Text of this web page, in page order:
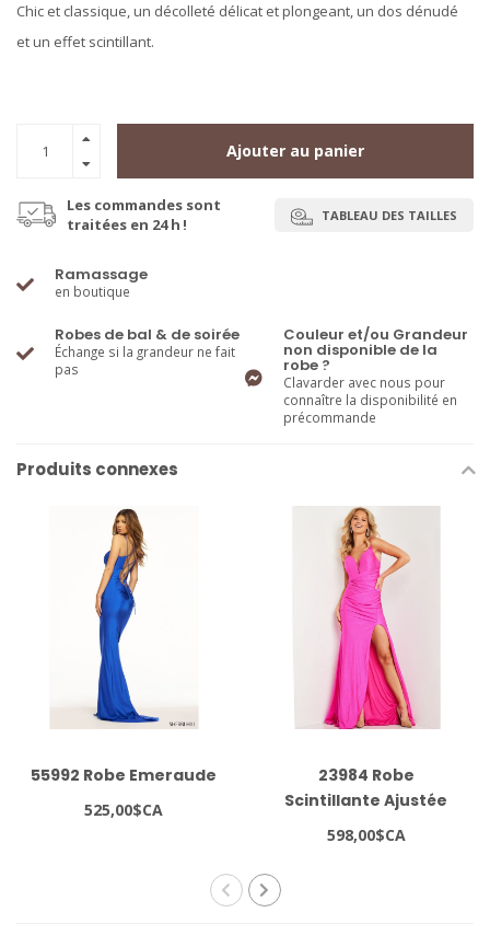
Chic et classique, un décolleté délicat et plongeant, un dos dénudé
et un effet scintillant.
Ajouter au panier
Les commandes sont
traitées en 24 h !
TABLEAU DES TAILLES
Ramassage
en boutique
Robes de bal & de soirée
Échange si la grandeur ne fait
pas
Couleur et/ou Grandeur
non disponible de la
robe ?
Clavarder avec nous pour
connaître la disponibilité en
précommande
Produits connexes
55992 Robe Emeraude
525,00$CA
23984 Robe
Scintillante Ajustée
Fuchsia
598,00$CA